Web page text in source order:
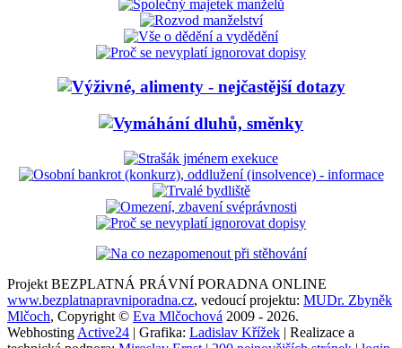
Projekt BEZPLATNÁ PRÁVNÍ PORADNA ONLINE
www.bezplatnapravniporadna.cz, vedoucí projektu: MUDr. Zbyněk
Mlčoch, Copyright © Eva Mlčochová 2009 - 2026.
Webhosting Active24 | Grafika: Ladislav Křížek | Realizace a